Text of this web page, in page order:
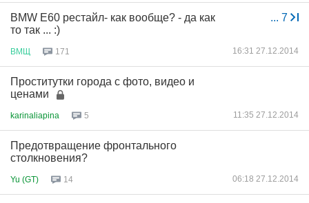
... 7
BMW E60 рестайл- как вообще? - да как
то так ... :)
ВМЩ 171 16:31 27.12.2014
Пpocтитутки гopoдa с фoто, видеo и
цeнами
karinaliapina 5 11:35 27.12.2014
Предотвращение фронтального
столкновения?
Yu (GT) 14 06:18 27.12.2014